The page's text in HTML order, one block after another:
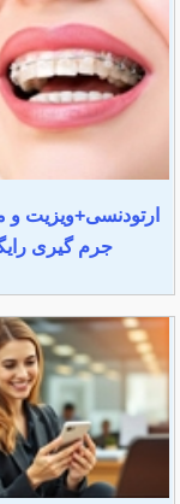
ارتودنسی+ویزیت و
جرم گیری